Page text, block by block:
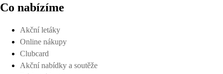
Co nabízíme
Akční letáky
Online nákupy
Clubcard
Akční nabídky a soutěže